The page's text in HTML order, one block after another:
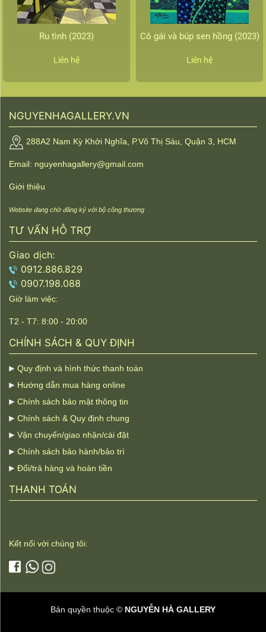
Ru tình (2023)
Liên hệ
Cô gái và búp sen hồng (2023)
Liên hệ
NGUYENHAGALLERY.VN
288A2 Nam Kỳ Khởi Nghĩa, P.Võ Thị Sáu, Quận 3, HCM
Email: nguyenhagallery@gmail.com
Giới thiệu
Website đang chờ đăng ký với bộ công thương
TƯ VẤN HỖ TRỢ
Giao dịch:
0912.886.829
0907.198.088
Giờ làm việc:
T2 - T7: 8:00 - 20:00
CHÍNH SÁCH & QUY ĐỊNH
Quy định và hình thức thanh toán
Hướng dẫn mua hàng online
Chính sách bảo mật thông tin
Chính sách & Quy định chung
Vận chuyển/giao nhận/cài đặt
Chính sách bảo hành/bảo trì
Đổi/trả hàng và hoàn tiền
THANH TOÁN
Kết nối với chúng tôi:
Bản quyền thuộc © NGUYỄN HÀ GALLERY